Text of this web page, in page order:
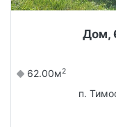
Дом,
62.00м2
п.